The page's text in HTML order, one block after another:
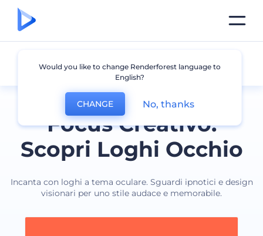
Focus Creativo:
Scopri Loghi Occhio
Incanta con loghi a tema oculare. Sguardi ipnotici e design
visionari per uno stile audace e memorabile.
Occhio
Would you like to change Renderforest language to
English?
CHANGE No, thanks